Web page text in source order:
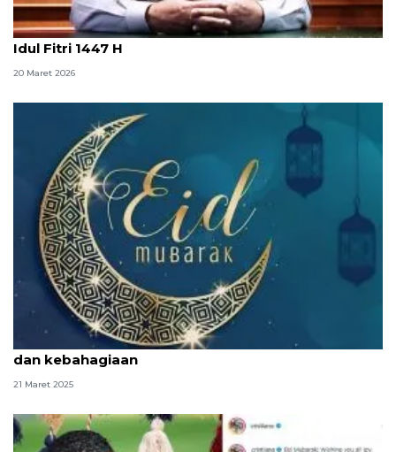
Prabowo ajak masyarakat pererat persatuan di
Idul Fitri 1447 H
20 Maret 2026
Kumpulan ucapan Hari Raya Idul Fitri penuh makna
dan kebahagiaan
21 Maret 2025